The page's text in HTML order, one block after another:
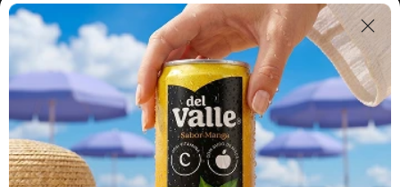
Li e concordo com osTermos & Condições e Políticas de Privacidade